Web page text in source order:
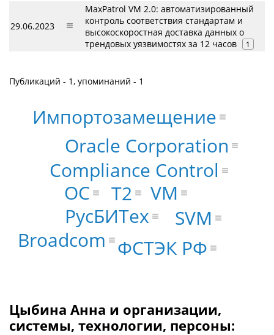
29.06.2023
MaxPatrol VM 2.0: автоматизированный
контроль соответствия стандартам и
высокоскоростная доставка данных о
трендовых уязвимостях за 12 часов
1
Публикаций - 1, упоминаний - 1
Т2
Compliance Control
РусБИТех
Oracle Corporation
Broadcom ФСТЭК РФ
SVM
VM
Импортозамещение
ОС
Цыбина Анна и организации,
системы, технологии, персоны: